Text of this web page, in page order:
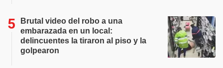
Brutal video del robo a una
embarazada en un local:
delincuentes la tiraron al piso y la
golpearon